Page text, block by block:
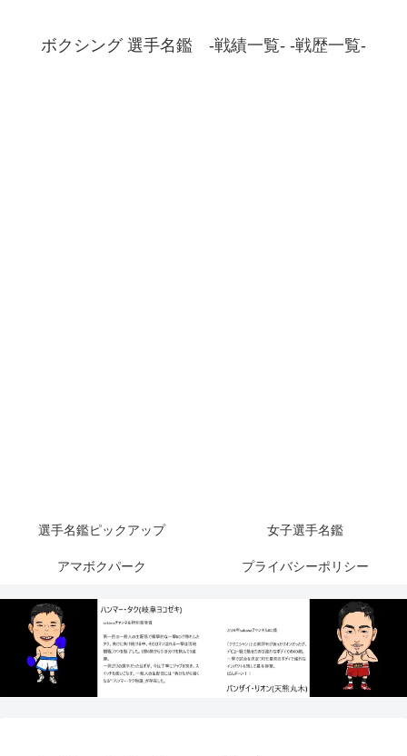
ボクシング 選手名鑑 -戦績一覧- -戦歴一覧-
選手名鑑ピックアップ 女子選手名鑑
アマボクパーク プライバシーポリシー